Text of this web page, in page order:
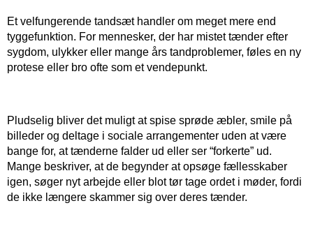
Et velfungerende tandsæt handler om meget mere end
tyggefunktion. For mennesker, der har mistet tænder efter
sygdom, ulykker eller mange års tandproblemer, føles en ny
protese eller bro ofte som et vendepunkt.
Pludselig bliver det muligt at spise sprøde æbler, smile på
billeder og deltage i sociale arrangementer uden at være
bange for, at tænderne falder ud eller ser “forkerte” ud.
Mange beskriver, at de begynder at opsøge fællesskaber
igen, søger nyt arbejde eller blot tør tage ordet i møder, fordi
de ikke længere skammer sig over deres tænder.